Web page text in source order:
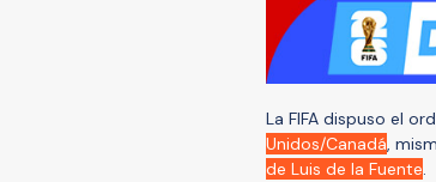
La FIFA dispuso el
Unidos/Canadá,
de Luis de la Fuente.